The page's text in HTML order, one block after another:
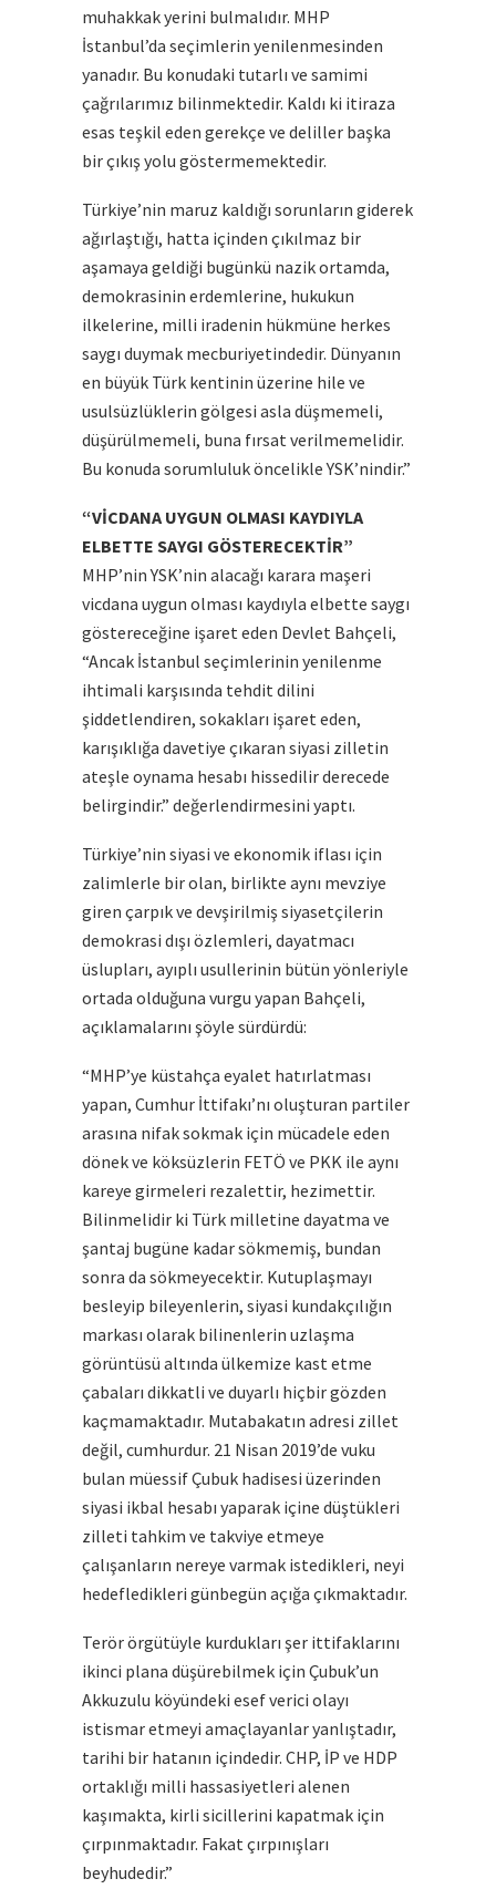
muhakkak yerini bulmalıdır. MHP
İstanbul’da seçimlerin yenilenmesinden
yanadır. Bu konudaki tutarlı ve samimi
çağrılarımız bilinmektedir. Kaldı ki itiraza
esas teşkil eden gerekçe ve deliller başka
bir çıkış yolu göstermemektedir.
Türkiye’nin maruz kaldığı sorunların giderek
ağırlaştığı, hatta içinden çıkılmaz bir
aşamaya geldiği bugünkü nazik ortamda,
demokrasinin erdemlerine, hukukun
ilkelerine, milli iradenin hükmüne herkes
saygı duymak mecburiyetindedir. Dünyanın
en büyük Türk kentinin üzerine hile ve
usulsüzlüklerin gölgesi asla düşmemeli,
düşürülmemeli, buna fırsat verilmemelidir.
Bu konuda sorumluluk öncelikle YSK’nindir.”
“VİCDANA UYGUN OLMASI KAYDIYLA
ELBETTE SAYGI GÖSTERECEKTİR”
MHP’nin YSK’nin alacağı karara maşeri
vicdana uygun olması kaydıyla elbette saygı
göstereceğine işaret eden Devlet Bahçeli,
“Ancak İstanbul seçimlerinin yenilenme
ihtimali karşısında tehdit dilini
şiddetlendiren, sokakları işaret eden,
karışıklığa davetiye çıkaran siyasi zilletin
ateşle oynama hesabı hissedilir derecede
belirgindir.” değerlendirmesini yaptı.
Türkiye’nin siyasi ve ekonomik iflası için
zalimlerle bir olan, birlikte aynı mevziye
giren çarpık ve devşirilmiş siyasetçilerin
demokrasi dışı özlemleri, dayatmacı
üslupları, ayıplı usullerinin bütün yönleriyle
ortada olduğuna vurgu yapan Bahçeli,
açıklamalarını şöyle sürdürdü:
“MHP’ye küstahça eyalet hatırlatması
yapan, Cumhur İttifakı’nı oluşturan partiler
arasına nifak sokmak için mücadele eden
dönek ve köksüzlerin FETÖ ve PKK ile aynı
kareye girmeleri rezalettir, hezimettir.
Bilinmelidir ki Türk milletine dayatma ve
şantaj bugüne kadar sökmemiş, bundan
sonra da sökmeyecektir. Kutuplaşmayı
besleyip bileyenlerin, siyasi kundakçılığın
markası olarak bilinenlerin uzlaşma
görüntüsü altında ülkemize kast etme
çabaları dikkatli ve duyarlı hiçbir gözden
kaçmamaktadır. Mutabakatın adresi zillet
değil, cumhurdur. 21 Nisan 2019’de vuku
bulan müessif Çubuk hadisesi üzerinden
siyasi ikbal hesabı yaparak içine düştükleri
zilleti tahkim ve takviye etmeye
çalışanların nereye varmak istedikleri, neyi
hedefledikleri günbegün açığa çıkmaktadır.
Terör örgütüyle kurdukları şer ittifaklarını
ikinci plana düşürebilmek için Çubuk’un
Akkuzulu köyündeki esef verici olayı
istismar etmeyi amaçlayanlar yanlıştadır,
tarihi bir hatanın içindedir. CHP, İP ve HDP
ortaklığı milli hassasiyetleri alenen
kaşımakta, kirli sicillerini kapatmak için
çırpınmaktadır. Fakat çırpınışları
beyhudedir.”